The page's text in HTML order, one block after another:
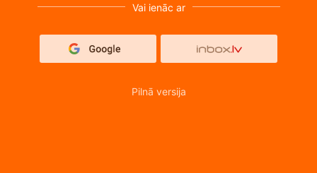
Vai ienāc ar
Pilnā versija